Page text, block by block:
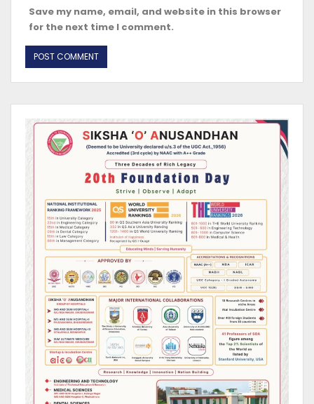
Save my name, email, and website in this browser
for the next time I comment.